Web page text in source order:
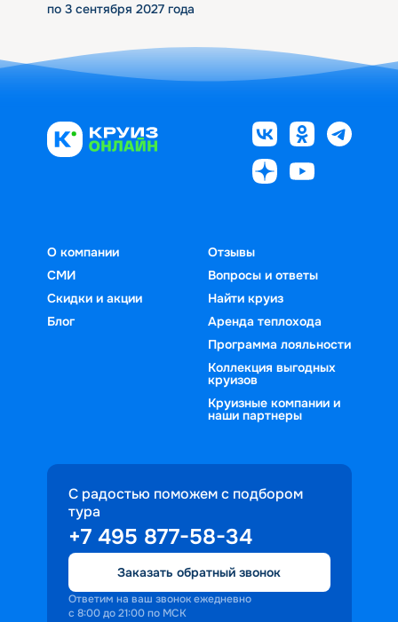
по 3 сентября 2027 года
О компании
СМИ
Скидки и акции
Блог
Отзывы
Вопросы и ответы
Найти круиз
Аренда теплохода
Программа лояльности
Коллекция выгодных
круизов
Круизные компании и
наши партнеры
С радостью поможем с подбором
тура
+7 495 877-58-34
Заказать обратный звонок
Ответим на ваш звонок ежедневно
с 8:00 до 21:00 по МСК